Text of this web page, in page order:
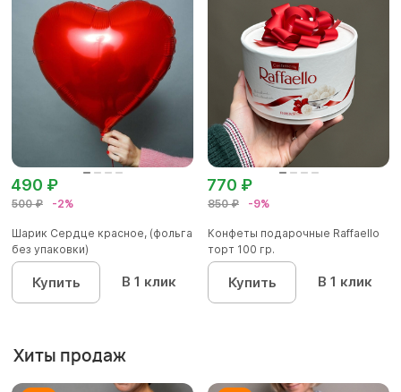
500 ₽ -2%
490 ₽
Шарик Сердце красное, (фольга
без упаковки)
Купить В 1 клик
850 ₽ -9%
770 ₽
Конфеты подарочные Raffaello
торт 100 гр.
Купить В 1 клик
Хиты продаж